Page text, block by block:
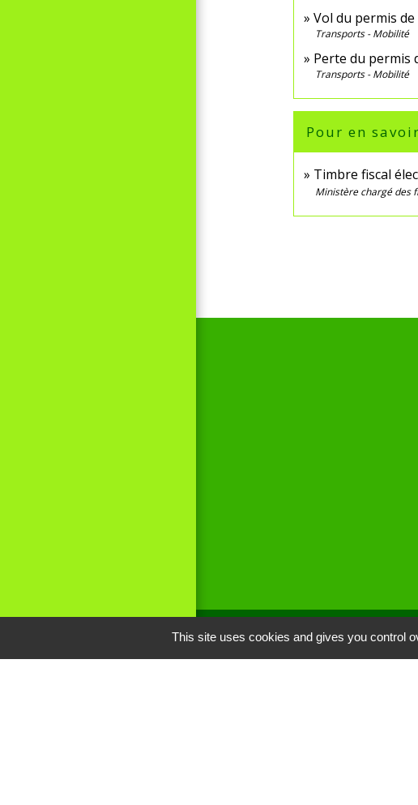
Vol du permis
Transports - Mobilité
Perte du permis
Transports - Mobilité
Pour en
Timbre fiscal
Ministère chargé des
This site uses cookies and gives you control